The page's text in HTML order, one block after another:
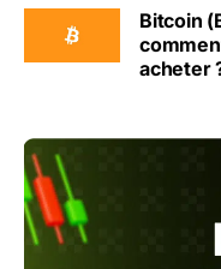
Bitcoin
acheter